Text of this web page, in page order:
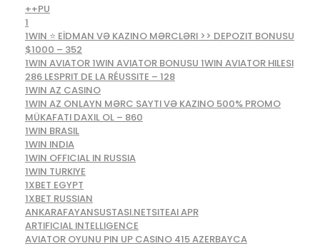
++PU
1
1WIN ⭐ EİDMAN VƏ KAZINO MƏRCLƏRI >> DEPOZIT BONUSU
$1000 – 352
1WIN AVIATOR 1WIN AVIATOR BONUSU 1WIN AVIATOR HILESI
286 LESPRIT DE LA RÉUSSITE – 128
1WIN AZ CASINO
1WIN AZ ONLAYN MƏRC SAYTI VƏ KAZINO 500% PROMO
MÜKAFATI DAXIL OL – 860
1WIN BRASIL
1WIN INDIA
1WIN OFFICIAL IN RUSSIA
1WIN TURKIYE
1XBET EGYPT
1XBET RUSSIAN
ANKARAFAYANSUSTASI.NETSITEAI APR
ARTIFICIAL INTELLIGENCE
AVIATOR OYUNU PIN UP CASINO 415 AZERBAYCA